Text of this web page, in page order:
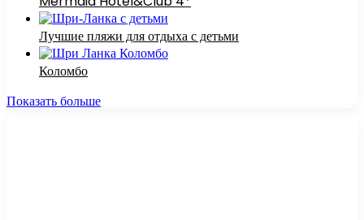
Лучшие пляжи для отдыха с детьми
Коломбо
Показать больше